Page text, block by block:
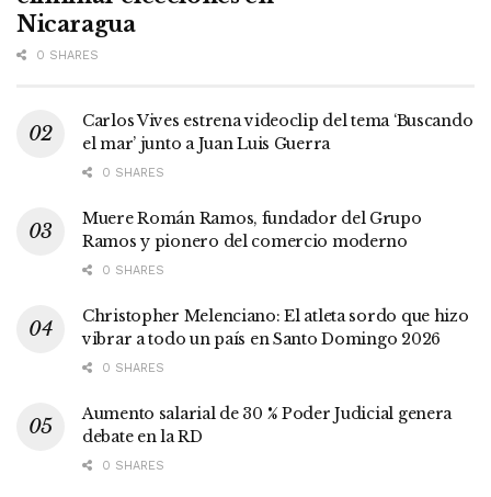
Nicaragua
0 SHARES
Carlos Vives estrena videoclip del tema ‘Buscando
el mar’ junto a Juan Luis Guerra
0 SHARES
Muere Román Ramos, fundador del Grupo
Ramos y pionero del comercio moderno
0 SHARES
Christopher Melenciano: El atleta sordo que hizo
vibrar a todo un país en Santo Domingo 2026
0 SHARES
Aumento salarial de 30 % Poder Judicial genera
debate en la RD
0 SHARES